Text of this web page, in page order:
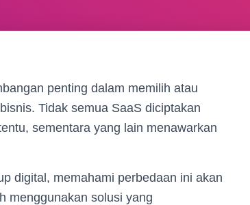
penting dalam memilih atau
Tidak semua SaaS diciptakan
sementara yang lain menawarkan
digital, memahami perbedaan ini akan
menggunakan solusi yang